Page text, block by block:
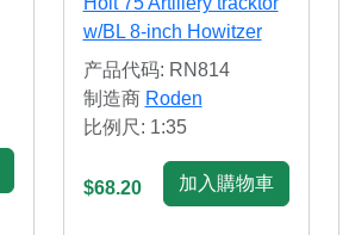
w/BL 8-inch Howitzer
产品代码: RN814
制造商 Roden
比例尺: 1:35
$68.20 加入購物車